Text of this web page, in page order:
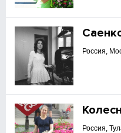
Россия,
Россия,